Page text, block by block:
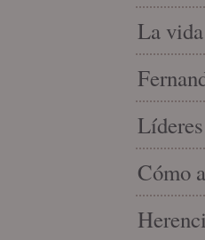
La
Cómo